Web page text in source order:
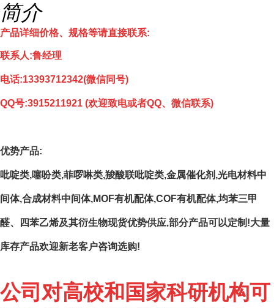
简介
产品详细价格、规格等请直接联系:
联系人:鲁经理
电话:13393712342(微信同号)
QQ号:3915211921 (欢迎致电或者QQ、微信联系)
优势产品:
吡啶类,噻吩类,菲啰啉类,羧酸联吡啶类,金属催化剂,光电材料中
间体,合成材料中间体,MOF有机配体,COF有机配体,均苯三甲
醛、四苯乙烯及其衍生物现货优势供应,部分产品可以定制!大量
库存产品欢迎新老客户咨询选购!
公司对高校和国家科研机构可